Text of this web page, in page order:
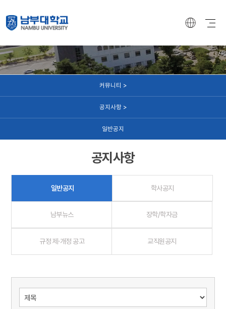
커뮤니티 >
공지사항 >
일반공지
공지사항
일반공지 학사공지
남부뉴스 장학/학자금
규정 제·개정 공고 교직원공지